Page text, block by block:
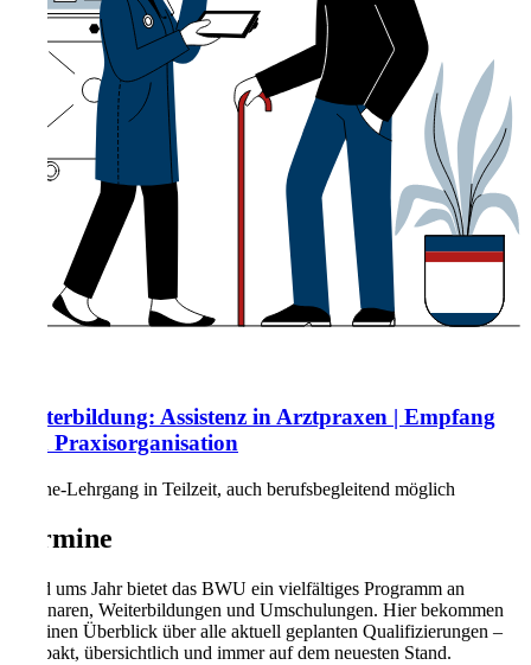
Weiterbildung: Assistenz in Arztpraxen | Empfang
und Praxisorganisation
Online-Lehrgang in Teilzeit, auch berufsbegleitend möglich
Termine
Rund ums Jahr bietet das BWU ein vielfältiges Programm an
Seminaren, Weiterbildungen und Umschulungen. Hier bekommen
Sie einen Überblick über alle aktuell geplanten Qualifizierungen –
kompakt, übersichtlich und immer auf dem neuesten Stand.